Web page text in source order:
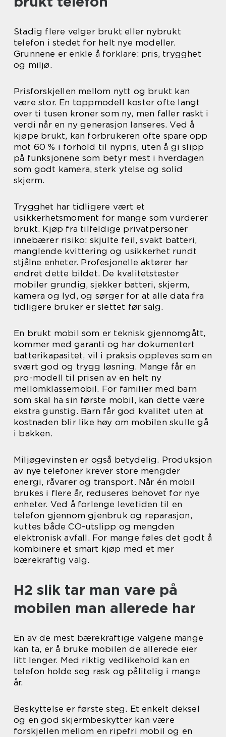
Stadig flere velger brukt eller nybrukt
telefon i stedet for helt nye modeller.
Grunnene er enkle å forklare: pris, trygghet
og miljø.
Prisforskjellen mellom nytt og brukt kan
være stor. En toppmodell koster ofte langt
over ti tusen kroner som ny, men faller raskt i
verdi når en ny generasjon lanseres. Ved å
kjøpe brukt, kan forbrukeren ofte spare opp
mot 60 % i forhold til nypris, uten å gi slipp
på funksjonene som betyr mest i hverdagen
som godt kamera, sterk ytelse og solid
skjerm.
Trygghet har tidligere vært et
usikkerhetsmoment for mange som vurderer
brukt. Kjøp fra tilfeldige privatpersoner
innebærer risiko: skjulte feil, svakt batteri,
manglende kvittering og usikkerhet rundt
stjålne enheter. Profesjonelle aktører har
endret dette bildet. De kvalitetstester
mobiler grundig, sjekker batteri, skjerm,
kamera og lyd, og sørger for at alle data fra
tidligere bruker er slettet før salg.
En brukt mobil som er teknisk gjennomgått,
kommer med garanti og har dokumentert
batterikapasitet, vil i praksis oppleves som en
svært god og trygg løsning. Mange får en
pro-modell til prisen av en helt ny
mellomklassemobil. For familier med barn
som skal ha sin første mobil, kan dette være
ekstra gunstig. Barn får god kvalitet uten at
kostnaden blir like høy om mobilen skulle gå
i bakken.
Miljøgevinsten er også betydelig. Produksjon
av nye telefoner krever store mengder
energi, råvarer og transport. Når én mobil
brukes i flere år, reduseres behovet for nye
enheter. Ved å forlenge levetiden til en
telefon gjennom gjenbruk og reparasjon,
kuttes både CO-utslipp og mengden
elektronisk avfall. For mange føles det godt å
kombinere et smart kjøp med et mer
bærekraftig valg.
H2 slik tar man vare på
mobilen man allerede har
En av de mest bærekraftige valgene mange
kan ta, er å bruke mobilen de allerede eier
litt lenger. Med riktig vedlikehold kan en
telefon holde seg rask og pålitelig i mange
år.
Beskyttelse er første steg. Et enkelt deksel
og en god skjermbeskytter kan være
forskjellen mellom en ripefri mobil og en